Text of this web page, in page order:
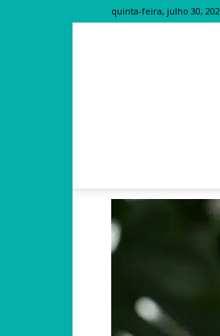
quinta-feira, julho 30,